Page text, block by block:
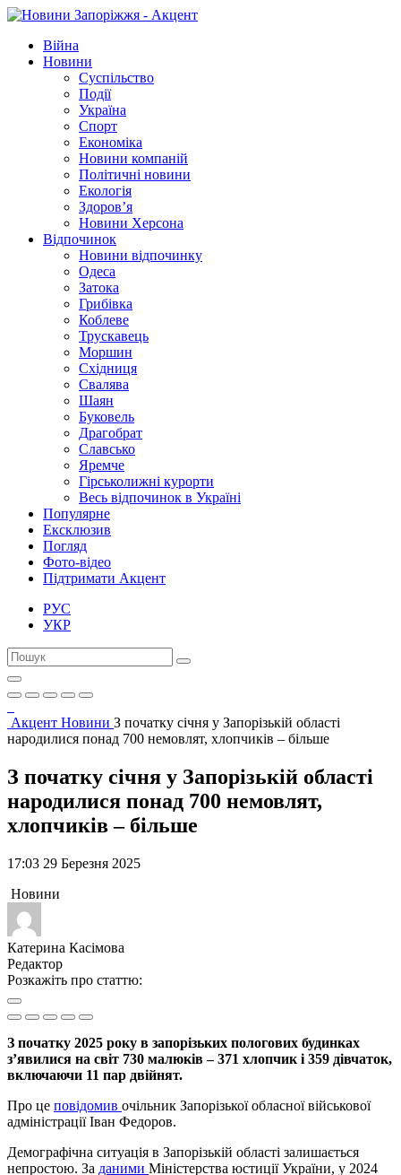
Війна
Новини
Суспільство
Події
Україна
Спорт
Економіка
Новини компаній
Політичні новини
Екологія
Здоров’я
Новини Херсона
Відпочинок
Новини відпочинку
Одеса
Затока
Грибівка
Коблеве
Трускавець
Моршин
Східниця
Свалява
Шаян
Буковель
Драгобрат
Славсько
Яремче
Гірськолижні курорти
Весь відпочинок в Україні
Популярне
Ексклюзив
Погляд
Фото-відео
Підтримати Акцент
РУС
УКР
Акцент Новини З початку січня у Запорізькій області
народилися понад 700 немовлят, хлопчиків – більше
З початку січня у Запорізькій області
народилися понад 700 немовлят,
хлопчиків – більше
17:03 29 Березня 2025
Новини
Катерина Касімова
Редактор
Розкажіть про статтю:
З початку 2025 року в запорізьких пологових будинках
з’явилися на світ 730 малюків – 371 хлопчик і 359 дівчаток,
включаючи 11 пар двійнят.
Про це повідомив очільник Запорізької обласної військової
адміністрації Іван Федоров.
Демографічна ситуація в Запорізькій області залишається
непростою. За даними Міністерства юстиції України, у 2024